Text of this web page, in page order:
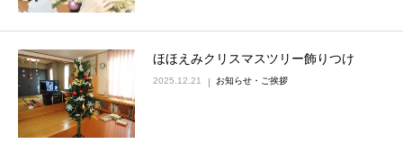
ほほえみクリスマスツリー飾りつけ
2025.12.21 お知らせ・ご挨拶